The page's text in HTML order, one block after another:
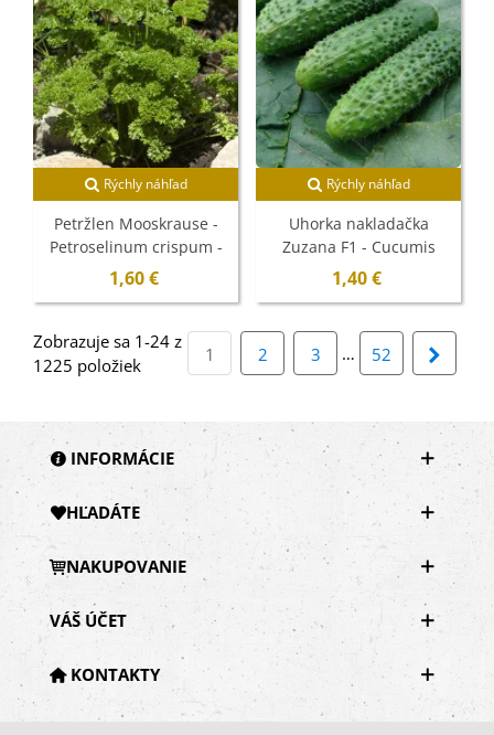
Rýchly náhľad
Petržlen Mooskrause -
Petroselinum crispum -
semená - 500 ks
1,60 €
Rýchly náhľad
Uhorka nakladačka
Zuzana F1 - Cucumis
sativus - semená - 30 ks
1,40 €
Zobrazuje sa 1-24 z
1225 položiek
1 2 3 … 52
INFORMÁCIE
HĽADÁTE
NAKUPOVANIE
VÁŠ ÚČET
KONTAKTY